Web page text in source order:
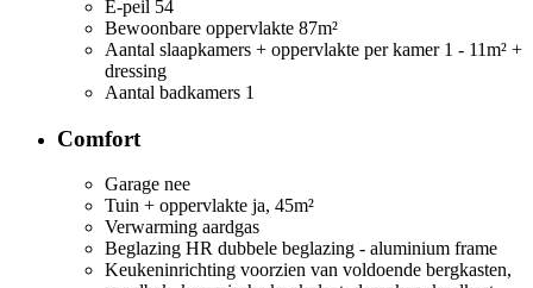
E-peil 54
Bewoonbare oppervlakte 87m²
Aantal slaapkamers + oppervlakte per kamer 1 - 11m² +
dressing
Aantal badkamers 1
Comfort
Garage nee
Tuin + oppervlakte ja, 45m²
Verwarming aardgas
Beglazing HR dubbele beglazing - aluminium frame
Keukeninrichting voorzien van voldoende bergkasten,